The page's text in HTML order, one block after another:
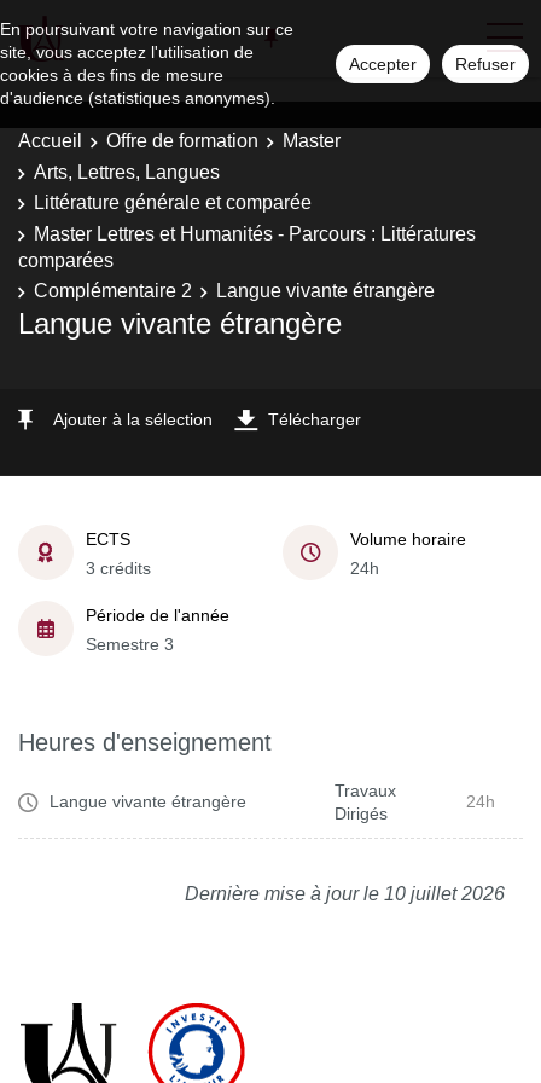
En poursuivant votre navigation sur ce
site, vous acceptez l'utilisation de
cookies à des fins de mesure
d'audience (statistiques anonymes).
Accepter Refuser
Accueil Offre de formation
Master
Arts, Lettres, Langues
Littérature générale et comparée
Master Lettres et Humanités - Parcours : Littératures
comparées
Complémentaire 2
Langue vivante étrangère
Langue vivante étrangère
Ajouter à la sélection Télécharger
ECTS
3 crédits
Volume horaire
24h
Période de l'année
Semestre 3
Heures d'enseignement
Langue vivante étrangère
Travaux
Dirigés
24h
Dernière mise à jour le 10 juillet 2026